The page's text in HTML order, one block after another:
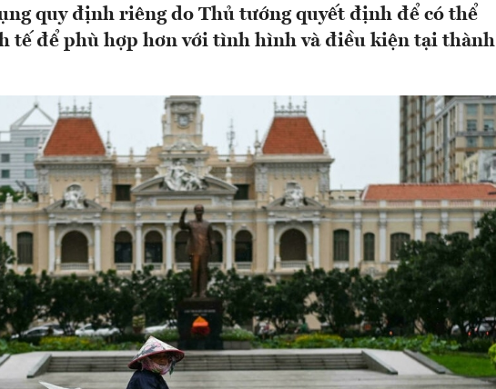
quy định riêng do Thủ tướng quyết định để có thể
tế để phù hợp hơn với tình hình và điều kiện tại thành